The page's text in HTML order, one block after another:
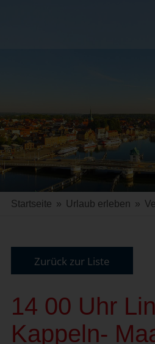
Startseite » Urlaub erleben »
Zurück zur Liste
14 00 Uhr
Kappeln-